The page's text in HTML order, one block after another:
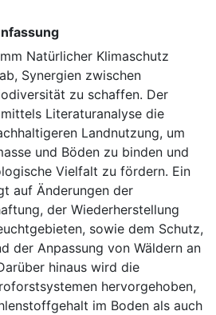
Natürlicher Klimaschutz
Synergien zwischen
zu schaffen. Der
Literaturanalyse die
Landnutzung, um
und Böden zu binden und
Vielfalt zu fördern. Ein
auf Änderungen der
der Wiederherstellung
sowie dem Schutz,
der Anpassung von Wäldern an
hinaus wird die
hervorgehoben,
im Boden als auch